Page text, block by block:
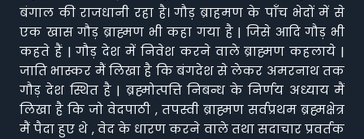
बंगाल की राजधानी रहा है। गौड़ ब्राहमण के पाँच भेदों में से
एक खास गौड़ ब्राह्मण भी कहा गया है | जिसे आदि गौड़ भी
कहते हैं | गौड़ देश में निवेश करने वाले ब्राह्मण कहलाये |
जाति भास्कर मैं लिखा है कि बंगदेश से लेकर अमरनाथ तक
गौड़ देश स्थित है | ब्रह्मोत्पत्ति निबन्ध के निर्णय अध्याय मैं
लिखा है कि जो वेदपाठी , तपस्वी ब्राह्मण सर्वप्रथम ब्रह्मक्षेत्र
मैं पैदा हुए थे , वेद के धारण करने वाले तथा सदाचार प्रवर्तक